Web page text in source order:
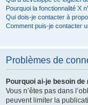
Pourquoi la fonctionnalité X
Qui dois-je contacter à
Comment puis-je contacter
Problèmes de
Pourquoi ai-je besoin de
Vous n’êtes pas dans
peuvent limiter la